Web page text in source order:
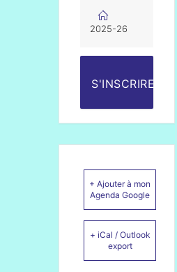
2025-26
S'INSCRIRE
+ Ajouter à mon
Agenda Google
+ iCal / Outlook
export